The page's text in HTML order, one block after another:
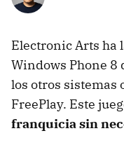
Electronic Arts ha
Windows Phone 8
los otros sistemas
FreePlay. Este
franquicia sin